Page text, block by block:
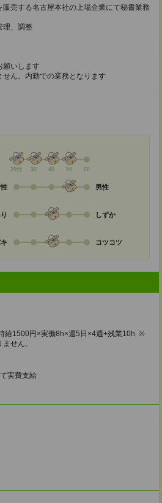
売する名古屋本社の上場企業にて秘書業務
理、調整
願いします
ん。内勤での業務となります
20代 30 40 50 60
男性
しずか
コツコツ
1500円×実働8h×週5日×4週+残業10h ※
せん。
実費支給